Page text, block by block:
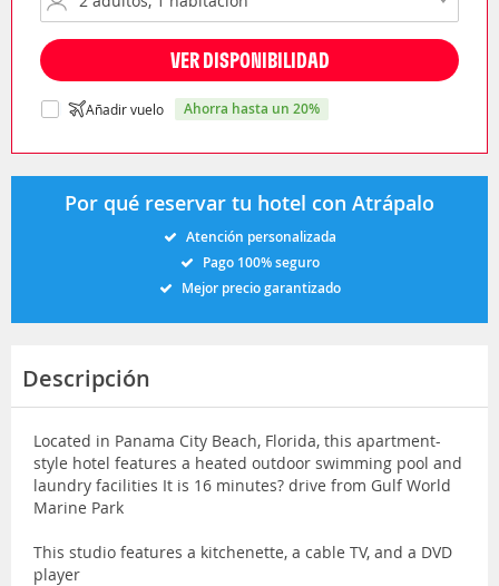
VER DISPONIBILIDAD
Añadir vuelo ahorra hasta un 20%
Por qué reservar tu hotel con Atrápalo
Atención personalizada
Pago 100% seguro
Mejor precio garantizado
Descripción
Located in Panama City Beach, Florida, this apartment-
style hotel features a heated outdoor swimming pool and
laundry facilities It is 16 minutes? drive from Gulf World
Marine Park
This studio features a kitchenette, a cable TV, and a DVD
player